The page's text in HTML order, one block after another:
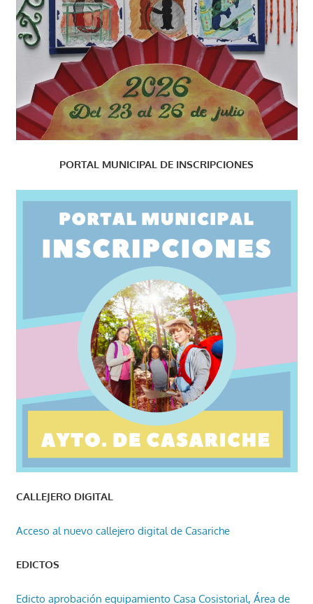
PORTAL MUNICIPAL DE INSCRIPCIONES
CALLEJERO DIGITAL
Acceso al nuevo callejero digital de Casariche
EDICTOS
Edicto aprobación equipamiento Casa Cosistorial, Área de